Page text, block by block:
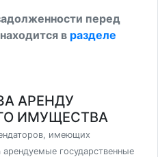
перед
в разделе
АРЕНДУ
ИМУЩЕСТВА
имеющих
государственные